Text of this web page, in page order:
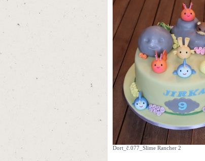
Dort_č.077_Slime Rancher 2